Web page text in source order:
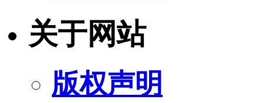
关于网站
版权声明